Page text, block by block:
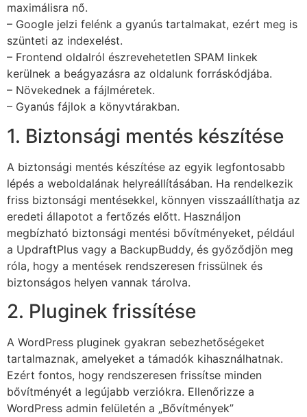
maximálisra nő.
– Google jelzi felénk a gyanús tartalmakat, ezért meg is
szünteti az indexelést.
– Frontend oldalról észrevehetetlen SPAM linkek
kerülnek a beágyazásra az oldalunk forráskódjába.
– Növekednek a fájlméretek.
– Gyanús fájlok a könyvtárakban.
1. Biztonsági mentés készítése
A biztonsági mentés készítése az egyik legfontosabb
lépés a weboldalának helyreállításában. Ha rendelkezik
friss biztonsági mentésekkel, könnyen visszaállíthatja az
eredeti állapotot a fertőzés előtt. Használjon
megbízható biztonsági mentési bővítményeket, például
a UpdraftPlus vagy a BackupBuddy, és győződjön meg
róla, hogy a mentések rendszeresen frissülnek és
biztonságos helyen vannak tárolva.
2. Pluginek frissítése
A WordPress pluginek gyakran sebezhetőségeket
tartalmaznak, amelyeket a támadók kihasználhatnak.
Ezért fontos, hogy rendszeresen frissítse minden
bővítményét a legújabb verziókra. Ellenőrizze a
WordPress admin felületén a „Bővítmények”